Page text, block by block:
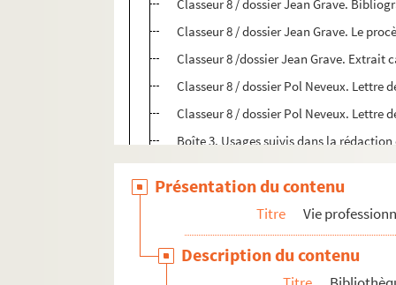
Classeur 8 / dossier Jean Grave.
Classeur 8 / dossier Jean Grave. Le
Classeur 8 /dossier Jean Grave. Extrait
Classeur 8 / dossier Pol Neveux. Lettre
Classeur 8 / dossier Pol Neveux. Lettre
Boîte 3. Usages suivis dans la
Boîte 3 / Un don important de
Boîte 3 / La documentation au service
Boîte 3 / Chronique de la Bibliothèque
Boîte 3 / La documentation en France
Boîte 3. Enregistrement radiophonique
Présentation du contenu
Titre Vie
Description du contenu